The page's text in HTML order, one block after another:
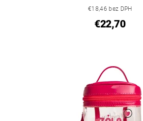
€18,46 bez DPH
€22,70